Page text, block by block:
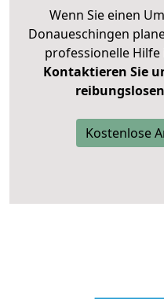
Wenn Sie einen
Donaueschingen
professionelle
Kontaktieren Sie
Kostenlose